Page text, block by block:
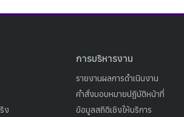
ง
การบริหารงาน
รายงานผลการดำเนินงาน
คำสั่งมอบหมายปฏิบัติหน้าที่
ข้อมูลสถิติเชิงให้บริการ